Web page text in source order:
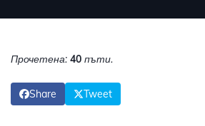
Прочетена: 40 пъти.
Share Tweet